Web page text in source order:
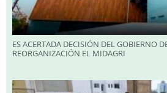
ES ACERTADA DECISIÓN DEL GOBIERNO
REORGANIZACIÓN EL MIDAGRI